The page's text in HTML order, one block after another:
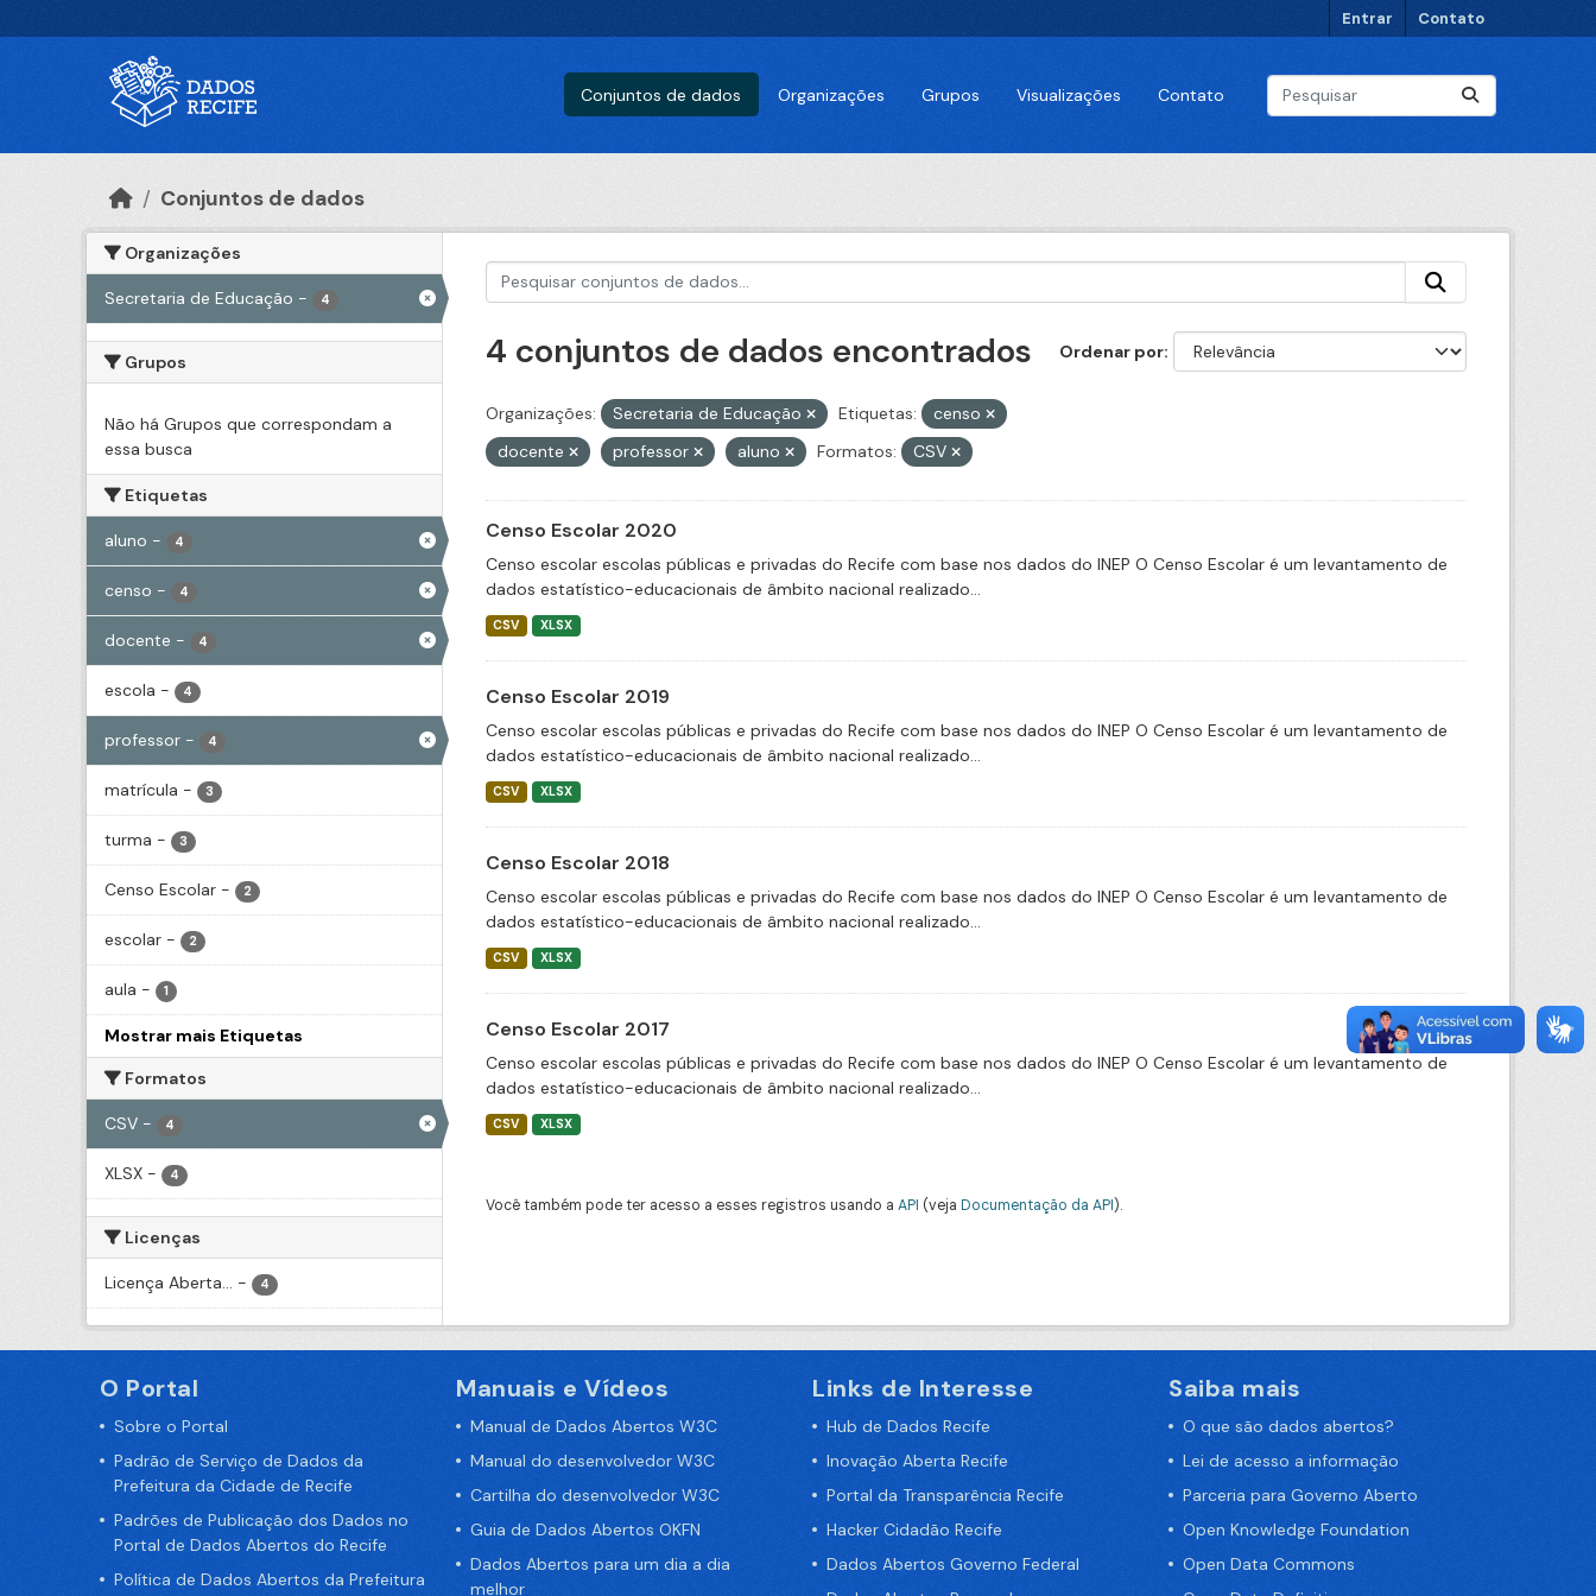
Entrar Contato
Conjuntos de dados Organizações Grupos Visualizações Contato
Conjuntos de dados
Organizações
Secretaria de Educação - 4
Grupos
Não há Grupos que correspondam a
essa busca
Etiquetas
aluno - 4
censo - 4
docente - 4
escola - 4
professor - 4
matrícula - 3
turma - 3
Censo Escolar - 2
escolar - 2
aula - 1
Mostrar mais Etiquetas
Formatos
CSV - 4
XLSX - 4
Licenças
Licença Aberta... - 4
Ordenar por
4 conjuntos de dados encontrados
Organizações: Secretaria de Educação Etiquetas:
censo
docente
professor aluno Formatos: CSV
Censo Escolar 2020
Censo escolar escolas públicas e privadas do Recife com base nos dados do INEP O Censo Escolar é um levantamento de
dados estatístico-educacionais de âmbito nacional realizado...
CSV XLSX
Censo Escolar 2019
Censo escolar escolas públicas e privadas do Recife com base nos dados do INEP O Censo Escolar é um levantamento de
dados estatístico-educacionais de âmbito nacional realizado...
CSV XLSX
Censo Escolar 2018
Censo escolar escolas públicas e privadas do Recife com base nos dados do INEP O Censo Escolar é um levantamento de
dados estatístico-educacionais de âmbito nacional realizado...
CSV XLSX
Censo Escolar 2017
Censo escolar escolas públicas e privadas do Recife com base nos dados do INEP O Censo Escolar é um levantamento de
dados estatístico-educacionais de âmbito nacional realizado...
CSV XLSX
Você também pode ter acesso a esses registros usando a API (veja Documentação da API).
O Portal
Sobre o Portal
Padrão de Serviço de Dados da
Prefeitura da Cidade de Recife
Padrões de Publicação dos Dados no
Portal de Dados Abertos do Recife
Política de Dados Abertos da Prefeitura
Manuais e Vídeos
Manual de Dados Abertos W3C
Manual do desenvolvedor W3C
Cartilha do desenvolvedor W3C
Guia de Dados Abertos OKFN
Dados Abertos para um dia a dia
melhor
Links de Interesse
Hub de Dados Recife
Inovação Aberta Recife
Portal da Transparência Recife
Hacker Cidadão Recife
Dados Abertos Governo Federal
Saiba mais
O que são dados abertos?
Lei de acesso a informação
Parceria para Governo Aberto
Open Knowledge Foundation
Open Data Commons